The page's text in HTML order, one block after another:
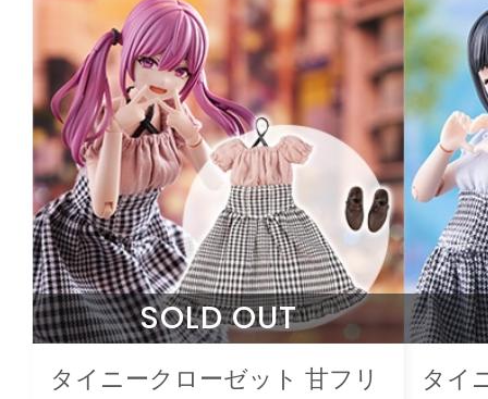
SOLD OUT
タイニークローゼット 甘フリ
タイ